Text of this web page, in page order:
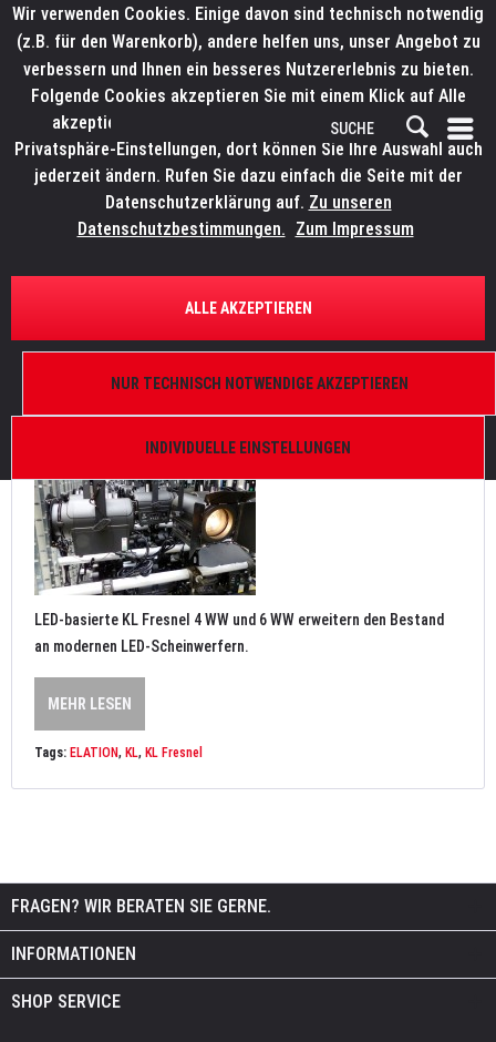
FILTERN
müllermusic investiert in ELATION KL Fresnel Serie
Von: Bianca Wilmsmann 21.09.23 17:45 0 Kommentare
LED-basierte KL Fresnel 4 WW und 6 WW erweitern den Bestand
an modernen LED-Scheinwerfern.
MEHR LESEN
Tags: ELATION, KL, KL Fresnel
FRAGEN? WIR BERATEN SIE GERNE.
INFORMATIONEN
SHOP SERVICE
Wir verwenden Cookies. Einige davon sind technisch notwendig
(z.B. für den Warenkorb), andere helfen uns, unser Angebot zu
verbessern und Ihnen ein besseres Nutzererlebnis zu bieten.
Folgende Cookies akzeptieren Sie mit einem Klick auf Alle
akzeptieren. Weitere Informationen finden Sie in den
Privatsphäre-Einstellungen, dort können Sie Ihre Auswahl auch
jederzeit ändern. Rufen Sie dazu einfach die Seite mit der
Datenschutzerklärung auf. Zu unseren
Datenschutzbestimmungen. Zum Impressum
INDIVIDUELLE EINSTELLUNGEN
NUR TECHNISCH NOTWENDIGE AKZEPTIEREN
ALLE AKZEPTIEREN